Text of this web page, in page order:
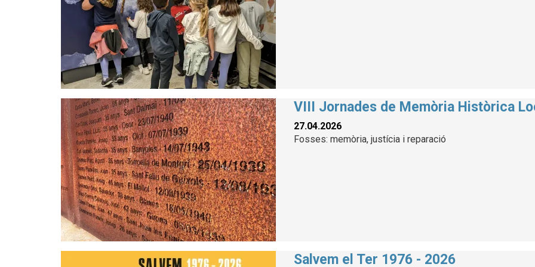
VIII Jornades de Memòria Històrica
27.04.2026
Fosses: memòria, justícia i reparació
Salvem el Ter 1976 - 2026